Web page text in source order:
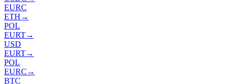
EURC
ETH →
POL
EURT→
USD
EURT→
POL
EURC →
BTC